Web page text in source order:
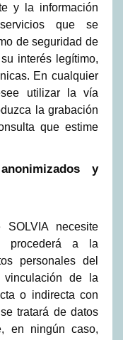
y la información
que se
de seguridad de
interés legítimo,
En cualquier
utilizar la vía
la grabación
que estime
y
necesite
procederá a la
personales del
vinculación de la
o indirecta con
tratará de datos
en ningún caso,